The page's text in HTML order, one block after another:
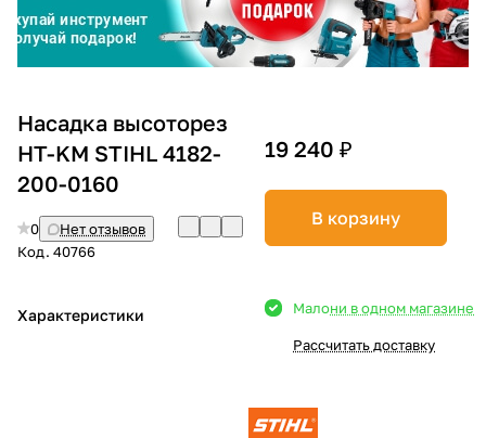
Насадка высоторез
HT-KM STIHL 4182-
200-0160
0
Нет отзывов
Код. 40766
Характеристики
19 240 ₽
В корзину
Малони в одном магазине
Рассчитать доставку
без переплат
График платежей
Сегодня
в корзину
% картой любого банка